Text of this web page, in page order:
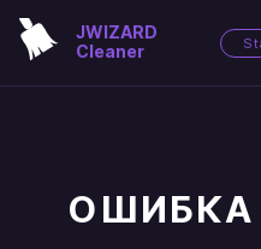
JWIZARD
Cleaner
ОШИБКА